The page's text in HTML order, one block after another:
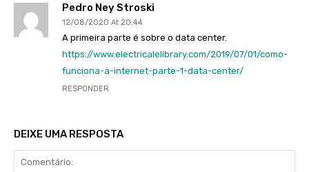
Pedro Ney Stroski
12/08/2020 At 20:44
A primeira parte é sobre o data center.
https://www.electricalelibrary.com/2019/07/01/como-
funciona-a-internet-parte-1-data-center/
RESPONDER
DEIXE UMA RESPOSTA